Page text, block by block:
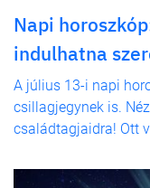
Napi
indulhatna
A július 13-i napi
csillagjegynek is.
családtagjaidra! Ott